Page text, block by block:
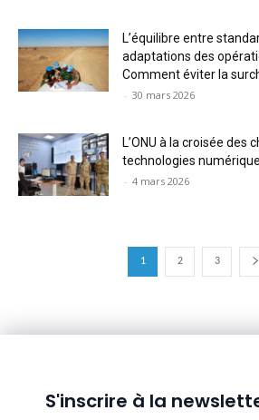
L’équilibre entre
adaptations des
Comment éviter la
- 30 mars 2026
L’ONU à la croisée des
technologies
- 4 mars 2026
1 2 3
S'inscrire à la